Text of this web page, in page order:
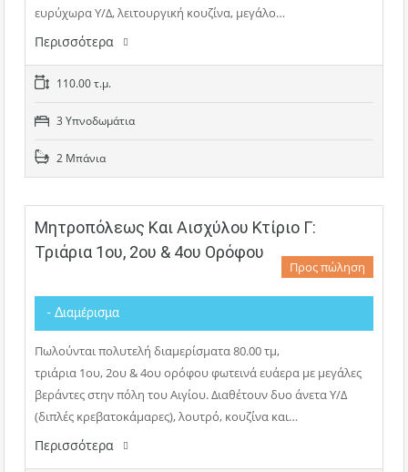
ευρύχωρα Υ/Δ, λειτουργική κουζίνα, μεγάλο…
Περισσότερα
110.00 τ.μ.
3 Υπνοδωμάτια
2 Μπάνια
Μητροπόλεως Και Αισχύλου Κτίριο Γ:
Τριάρια 1ου, 2ου & 4ου Ορόφου
Προς πώληση
- Διαμέρισμα
Πωλούνται πολυτελή διαμερίσματα 80.00 τμ,
τριάρια 1ου, 2ου & 4ου ορόφου φωτεινά ευάερα με μεγάλες
βεράντες στην πόλη του Αιγίου. Διαθέτουν δυο άνετα Υ/Δ
(διπλές κρεβατοκάμαρες), λουτρό, κουζίνα και…
Περισσότερα